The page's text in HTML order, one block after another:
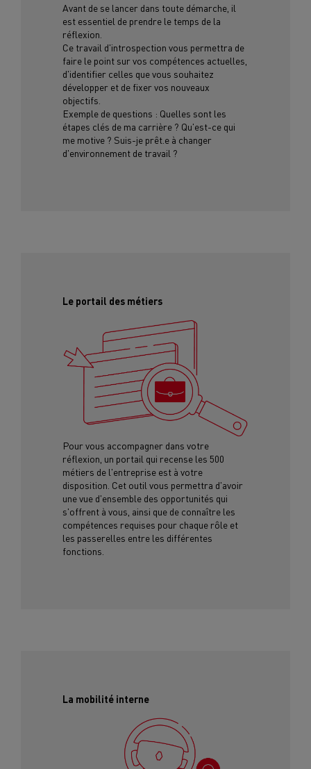
Avant de se lancer dans toute démarche, il
est essentiel de prendre le temps de la
réflexion.
Ce travail d'introspection vous permettra de
faire le point sur vos compétences actuelles,
d'identifier celles que vous souhaitez
développer et de fixer vos nouveaux
objectifs.
Exemple de questions : Quelles sont les
étapes clés de ma carrière ? Qu'est-ce qui
me motive ? Suis-je prêt.e à changer
d'environnement de travail ?
Le portail des métiers
Pour vous accompagner dans votre
réflexion, un portail qui recense les 500
métiers de l'entreprise est à votre
disposition. Cet outil vous permettra d'avoir
une vue d'ensemble des opportunités qui
s'offrent à vous, ainsi que de connaître les
compétences requises pour chaque rôle et
les passerelles entre les différentes
fonctions.
La mobilité interne